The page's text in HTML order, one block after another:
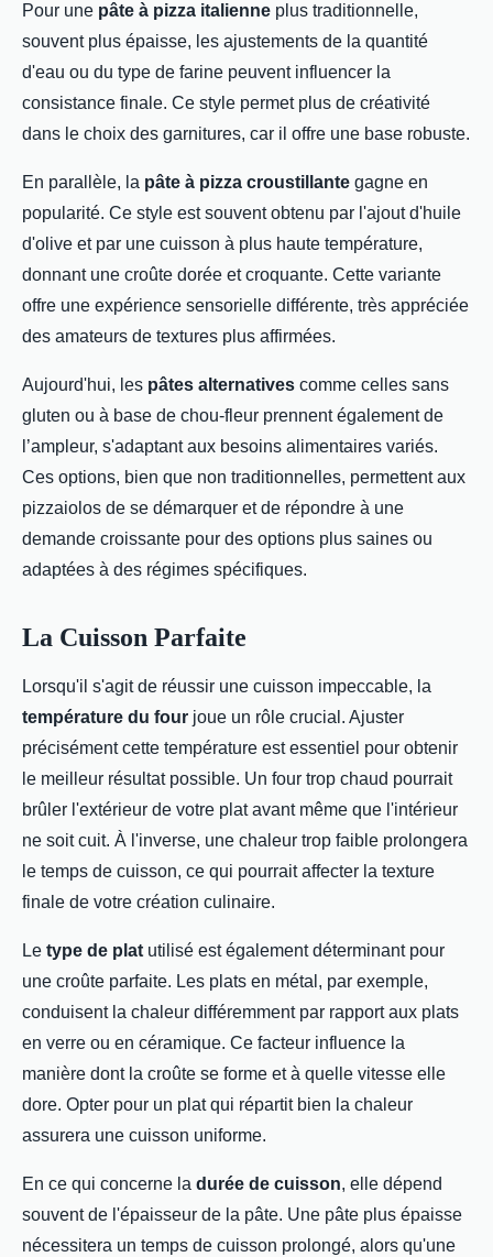
Pour une pâte à pizza italienne plus traditionnelle,
souvent plus épaisse, les ajustements de la quantité
d'eau ou du type de farine peuvent influencer la
consistance finale. Ce style permet plus de créativité
dans le choix des garnitures, car il offre une base robuste.
En parallèle, la pâte à pizza croustillante gagne en
popularité. Ce style est souvent obtenu par l'ajout d'huile
d'olive et par une cuisson à plus haute température,
donnant une croûte dorée et croquante. Cette variante
offre une expérience sensorielle différente, très appréciée
des amateurs de textures plus affirmées.
Aujourd'hui, les pâtes alternatives comme celles sans
gluten ou à base de chou-fleur prennent également de
l’ampleur, s'adaptant aux besoins alimentaires variés.
Ces options, bien que non traditionnelles, permettent aux
pizzaiolos de se démarquer et de répondre à une
demande croissante pour des options plus saines ou
adaptées à des régimes spécifiques.
La Cuisson Parfaite
Lorsqu'il s'agit de réussir une cuisson impeccable, la
température du four joue un rôle crucial. Ajuster
précisément cette température est essentiel pour obtenir
le meilleur résultat possible. Un four trop chaud pourrait
brûler l'extérieur de votre plat avant même que l'intérieur
ne soit cuit. À l'inverse, une chaleur trop faible prolongera
le temps de cuisson, ce qui pourrait affecter la texture
finale de votre création culinaire.
Le type de plat utilisé est également déterminant pour
une croûte parfaite. Les plats en métal, par exemple,
conduisent la chaleur différemment par rapport aux plats
en verre ou en céramique. Ce facteur influence la
manière dont la croûte se forme et à quelle vitesse elle
dore. Opter pour un plat qui répartit bien la chaleur
assurera une cuisson uniforme.
En ce qui concerne la durée de cuisson, elle dépend
souvent de l'épaisseur de la pâte. Une pâte plus épaisse
nécessitera un temps de cuisson prolongé, alors qu'une